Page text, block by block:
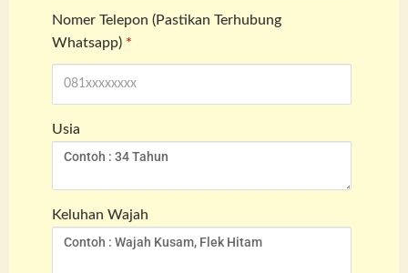
Nomer Telepon (Pastikan Terhubung
Whatsapp) *
Usia
Keluhan Wajah